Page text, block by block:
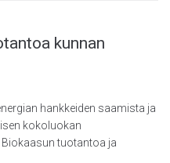
kunnan
hankkeiden saamista ja
kokoluokan
tuotantoa ja